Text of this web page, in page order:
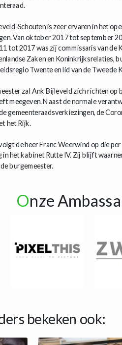
Schouten is zeer ervaren in het
Van oktober 2017 tot september
tot 2017 was zij commissaris van de
Zaken en Koninkrijksrelaties,
Twente en lid van de Tweede
zal Ank Bijleveld zich richten op
meegeven. Naast de normale
gemeenteraadsverkiezingen, de
het Rijk.
de heer Franc Weerwind op die
in het kabinet Rutte IV. Zij blijft
burgemeester.
Onze
bekeken ook: